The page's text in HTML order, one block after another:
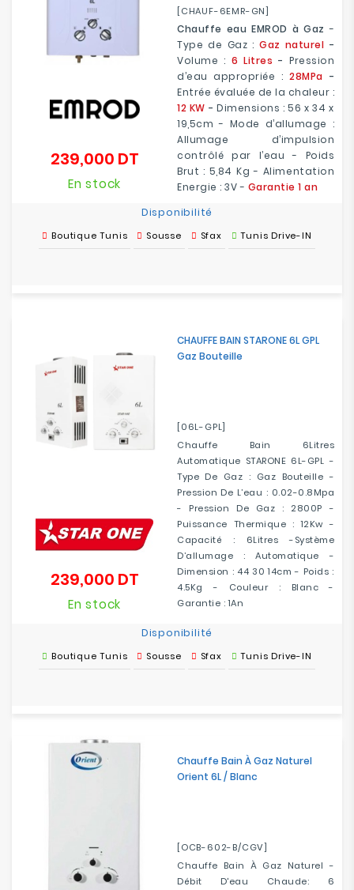
[CHAUF-6EMR-GN]
Chauffe eau EMROD à Gaz -
Type de Gaz : Gaz naturel -
Volume : 6 Litres -Pression
d’eau appropriée : 28MPa -
Entrée évaluée de la chaleur :
12 KW -Dimensions : 56 x 34 x
19,5cm - Mode d’allumage :
Allumage d’impulsion
contrôlé par l’eau - Poids
Brut : 5,84 Kg - Alimentation
Energie : 3V - Garantie 1 an
239,000 DTPrix
En stock
Disponibilité
Boutique Tunis Sousse Sfax Tunis Drive-IN
CHAUFFE BAIN STARONE 6L GPL
Gaz Bouteille
[06L-GPL]
Chauffe Bain 6Litres
Automatique STARONE 6L-GPL -
Type De Gaz : Gaz Bouteille -
Pression De L’eau : 0.02-0.8Mpa
- Pression De Gaz : 2800P -
Puissance Thermique : 12Kw -
Capacité : 6Litres -Système
D’allumage : Automatique -
Dimension : 44 30 14cm - Poids :
4.5Kg - Couleur : Blanc -
Garantie : 1An
239,000 DTPrix
En stock
Disponibilité
Boutique Tunis Sousse Sfax Tunis Drive-IN
Chauffe Bain À Gaz Naturel
Orient 6L / Blanc
[OCB-602-B/CGV]
Chauffe Bain À Gaz Naturel -
Débit D'eau Chaude: 6